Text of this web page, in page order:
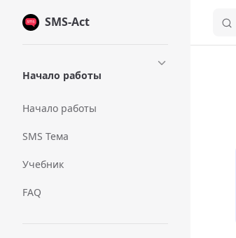
Skip to content
SMS-Act
Начало работы
Начало работы
SMS Тема
Учебник
FAQ